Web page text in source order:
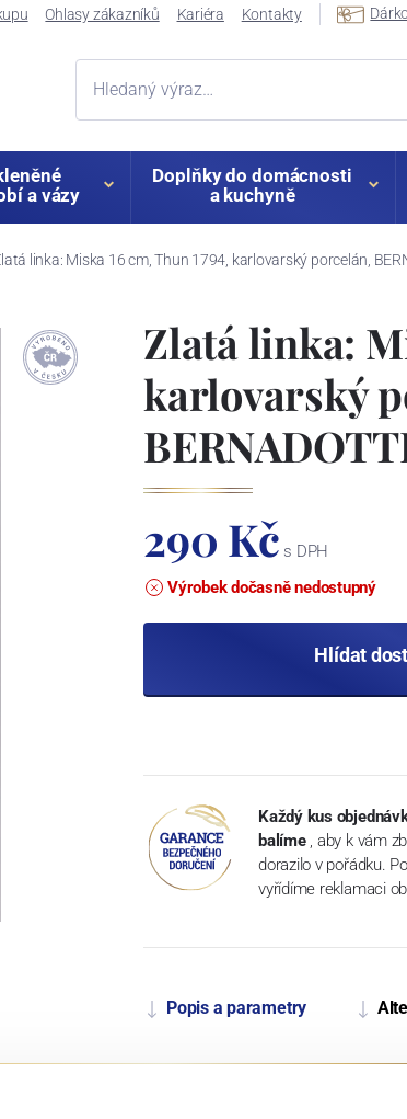
Ohlasy zákazníků Kariéra Kontakty
a vázy
Doplňky do domácnosti
a kuchyně
linka: Miska 16 cm, Thun 1794, karlovarský porcelán,
Zlatá linka:
karlovarský
290 Kč s DPH
Výrobek dočasně nedostupný
Hlídat
Každý kus
balíme , aby k vám
dorazilo v pořádku.
vyřídíme reklamaci
Popis a parametry